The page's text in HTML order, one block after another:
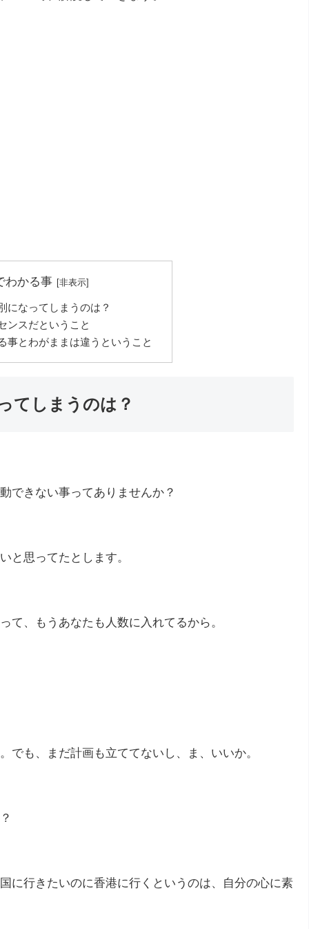
わかる事
になってしまうのは？
ンスだということ
事とわがままは違うということ
てしまうのは？
できない事ってありませんか？
と思ってたとします。
て、もうあなたも人数に入れてるから。
でも、まだ計画も立ててないし、ま、いいか。
に行きたいのに香港に行くというのは、自分の心に素